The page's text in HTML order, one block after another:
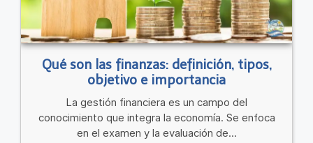
Qué son las finanzas: definición, tipos,
objetivo e importancia
La gestión financiera es un campo del
conocimiento que integra la economía. Se enfoca
en el examen y la evaluación de...